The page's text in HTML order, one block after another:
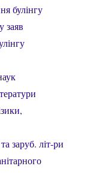
булінгу
заяв
заруб. літ-ри